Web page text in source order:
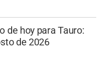
de hoy para Tauro:
de 2026